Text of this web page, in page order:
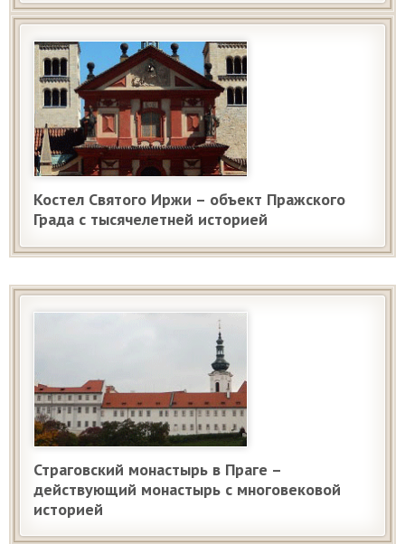
Костел Святого Иржи – объект Пражского
Града с тысячелетней историей
Страговский монастырь в Праге –
действующий монастырь с многовековой
историей